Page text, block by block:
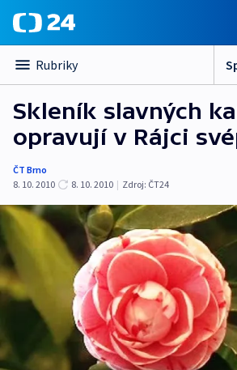
Rubriky
Skleník slavných
opravují v Rájci
ČT Brno
8. 10. 2010
8. 10. 2010 | Zdroj: ČT24